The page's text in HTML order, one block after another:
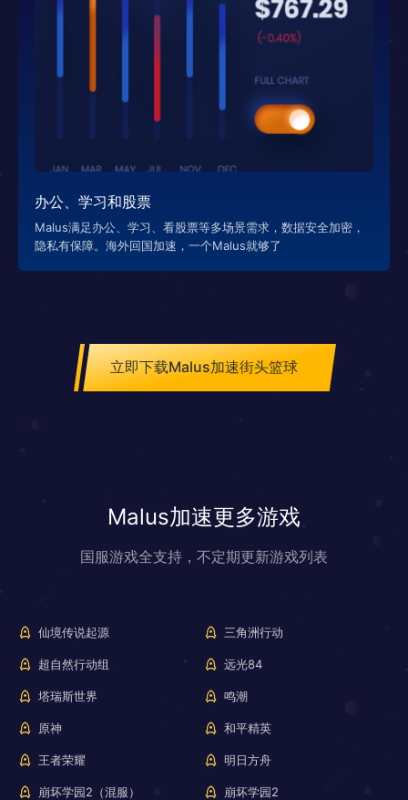
办公、学习和股票
Malus满足办公、学习、看股票等多场景需求，数据安全加密，
隐私有保障。海外回国加速，一个Malus就够了
立即下载Malus加速街头篮球
Malus加速更多游戏
国服游戏全支持，不定期更新游戏列表
仙境传说起源 三角洲行动
超自然行动组 远光84
塔瑞斯世界 鸣潮
原神 和平精英
王者荣耀 明日方舟
崩坏学园2（混服） 崩坏学园2